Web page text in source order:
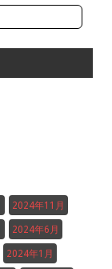
2024年11月
2024年6月
2024年1月